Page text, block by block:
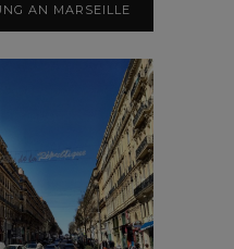
AN MARSEILLE